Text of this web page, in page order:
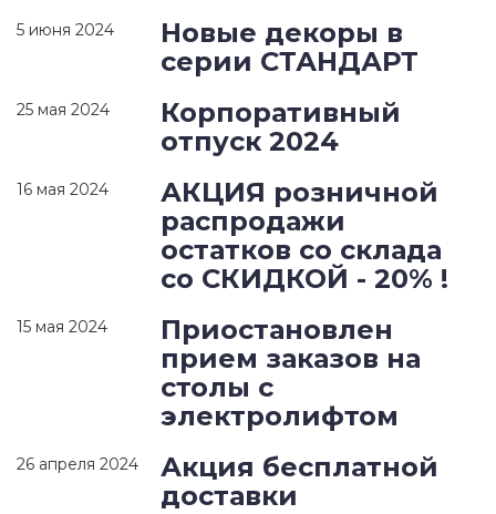
5 июня 2024
Новые декоры в
серии СТАНДАРТ
25 мая 2024
Корпоративный
отпуск 2024
16 мая 2024
АКЦИЯ розничной
распродажи
остатков со склада
со СКИДКОЙ - 20% !
15 мая 2024
Приостановлен
прием заказов на
столы с
электролифтом
26 апреля 2024
Акция бесплатной
доставки